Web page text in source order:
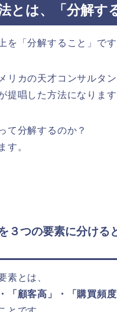
とは、「分解す
を「分解すること」です
リカの天才コンサルタ
提唱した方法になります
て分解するのか？
す。
３つの要素に分ける
素とは、
「顧客高」・「購買頻